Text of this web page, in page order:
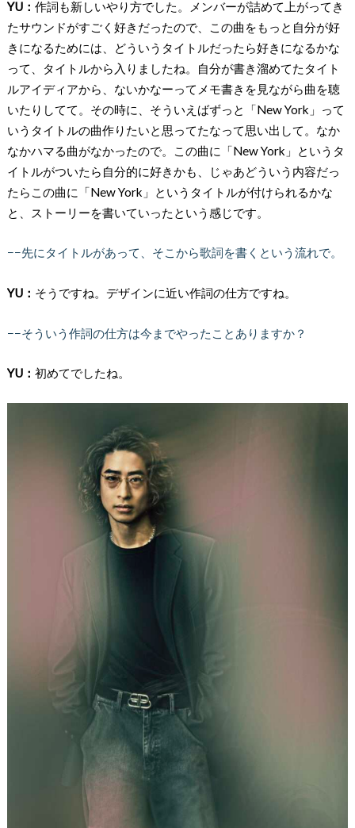
YU： 作詞も新しいやり方でした。メンバーが詰めて上がってき
たサウンドがすごく好きだったので、この曲をもっと自分が好
きになるためには、どういうタイトルだったら好きになるかな
って、タイトルから入りましたね。自分が書き溜めてたタイト
ルアイディアから、ないかなーってメモ書きを見ながら曲を聴
いたりしてて。その時に、そういえばずっと「New York」って
いうタイトルの曲作りたいと思ってたなって思い出して。なか
なかハマる曲がなかったので。この曲に「New York」というタ
イトルがついたら自分的に好きかも、じゃあどういう内容だっ
たらこの曲に「New York」というタイトルが付けられるかな
と、ストーリーを書いていったという感じです。
−−先にタイトルがあって、そこから歌詞を書くという流れで。
YU： そうですね。デザインに近い作詞の仕方ですね。
−−そういう作詞の仕方は今までやったことありますか？
YU： 初めてでしたね。